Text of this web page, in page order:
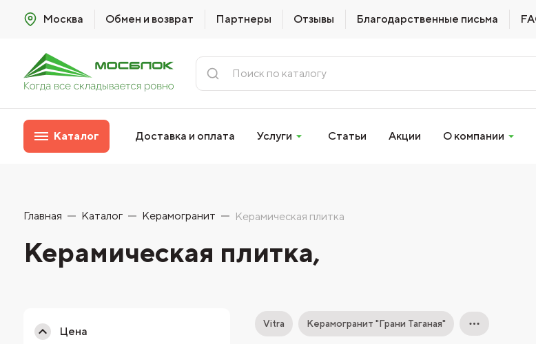
Москва Обмен и возврат Партнеры Отзывы Благодарственные письма
Каталог Доставка и оплата Услуги Статьи Акции О компании
Главная Каталог Керамогранит Керамическая плитка
Керамическая плитка,
Цена
Vitra Керамогранит "Грани Таганая"